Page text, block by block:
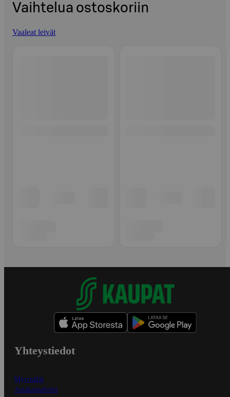
Vaihtelua ostoskoriin
Vaaleat leivät
Yhteystiedot
Myymälät
Asiakaspalvelu